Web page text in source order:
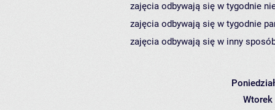
zajęcia odbywają się w tygodnie
zajęcia odbywają się w tygodnie
zajęcia odbywają się w inny
Wtorek